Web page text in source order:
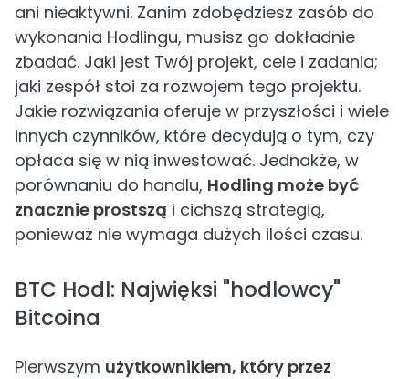
ani nieaktywni. Zanim zdobędziesz zasób do
wykonania Hodlingu, musisz go dokładnie
zbadać. Jaki jest Twój projekt, cele i zadania;
jaki zespół stoi za rozwojem tego projektu.
Jakie rozwiązania oferuje w przyszłości i wiele
innych czynników, które decydują o tym, czy
opłaca się w nią inwestować. Jednakże, w
porównaniu do handlu, Hodling może być
znacznie prostszą i cichszą strategią,
ponieważ nie wymaga dużych ilości czasu.
BTC Hodl: Najwięksi "hodlowcy"
Bitcoina
Pierwszym użytkownikiem, który przez